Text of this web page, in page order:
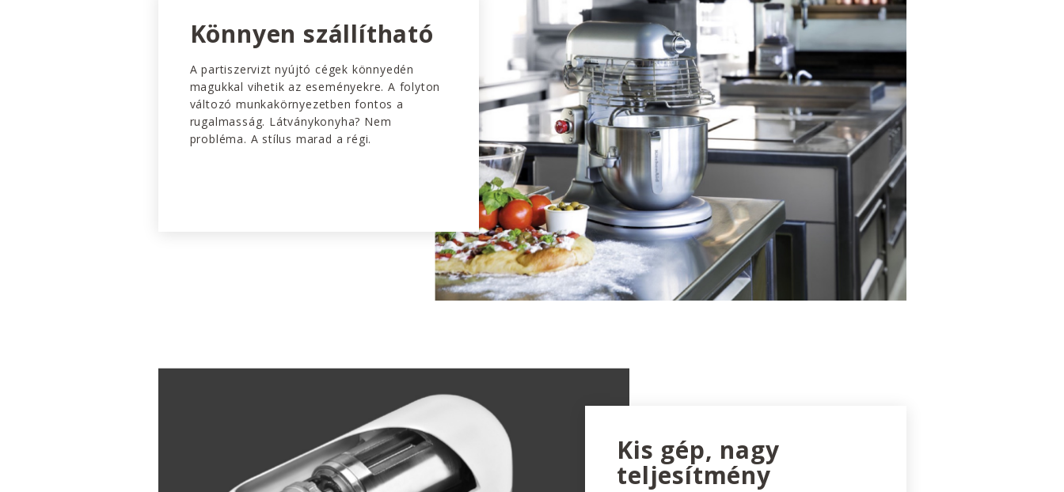
Könnyen szállítható
A partiszervizt nyújtó cégek könnyedén
magukkal vihetik az eseményekre. A folyton
változó munkakörnyezetben fontos a
rugalmasság. Látványkonyha? Nem
probléma. A stílus marad a régi.
Kis gép, nagy
teljesítmény